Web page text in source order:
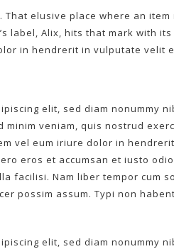
elusive place where an
label, Alix, hits that mark with
in hendrerit in vulputate velit
elit, sed diam nonummy
minim veniam, quis nostrud
vel eum iriure dolor in
eros et accumsan et iusto
facilisi. Nam liber tempor cum
possim assum. Typi non
elit, sed diam nonummy